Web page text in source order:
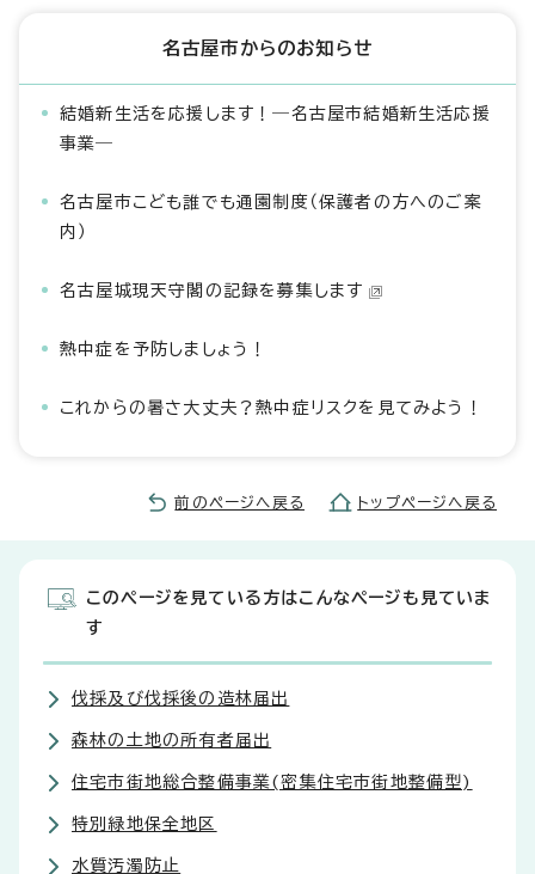
名古屋市からのお知らせ
結婚新生活を応援します！―名古屋市結婚新生活応援
事業―
名古屋市こども誰でも通園制度（保護者の方へのご案
内）
名古屋城現天守閣の記録を募集します
熱中症を予防しましょう！
これからの暑さ大丈夫？熱中症リスクを見てみよう！
前のページへ戻る トップページへ戻る
このページを見ている方はこんなページも見ていま
す
伐採及び伐採後の造林届出
森林の土地の所有者届出
住宅市街地総合整備事業(密集住宅市街地整備型)
特別緑地保全地区
水質汚濁防止